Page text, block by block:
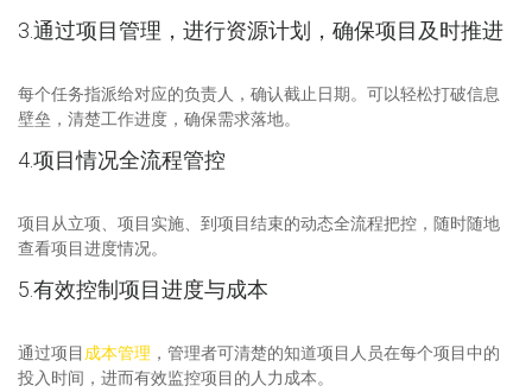
3.通过项目管理，进行资源计划，确保项目及时推进
每个任务指派给对应的负责人，确认截止日期。可以轻松打破信息
壁垒，清楚工作进度，确保需求落地。
4.项目情况全流程管控
项目从立项、项目实施、到项目结束的动态全流程把控，随时随地
查看项目进度情况。
5.有效控制项目进度与成本
通过项目 成本管理 ，管理者可清楚的知道项目人员在每个项目中的
投入时间，进而有效监控项目的人力成本。